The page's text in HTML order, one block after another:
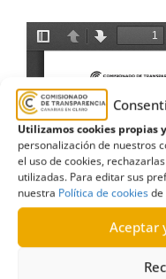
Utilizamos cookies propias
personalización de nuestros
el uso de cookies,
utilizadas. Para editar sus
nuestra Política de cookiesde
Aceptar